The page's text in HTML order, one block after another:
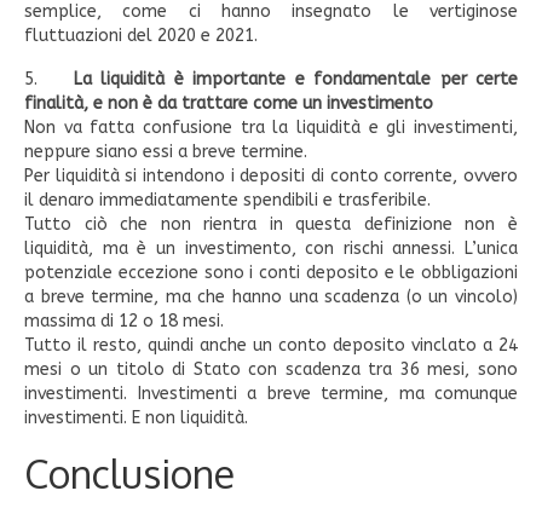
semplice, come ci hanno insegnato le vertiginose
fluttuazioni del 2020 e 2021.
5.
La liquidità è importante e fondamentale per certe
finalità, e non è da trattare come un investimento
Non va fatta confusione tra la liquidità e gli investimenti,
neppure siano essi a breve termine.
Per liquidità si intendono i depositi di conto corrente, ovvero
il denaro immediatamente spendibili e trasferibile.
Tutto ciò che non rientra in questa definizione non è
liquidità, ma è un investimento, con rischi annessi. L’unica
potenziale eccezione sono i conti deposito e le obbligazioni
a breve termine, ma che hanno una scadenza (o un vincolo)
massima di 12 o 18 mesi.
Tutto il resto, quindi anche un conto deposito vinclato a 24
mesi o un titolo di Stato con scadenza tra 36 mesi, sono
investimenti. Investimenti a breve termine, ma comunque
investimenti. E non liquidità.
Conclusione